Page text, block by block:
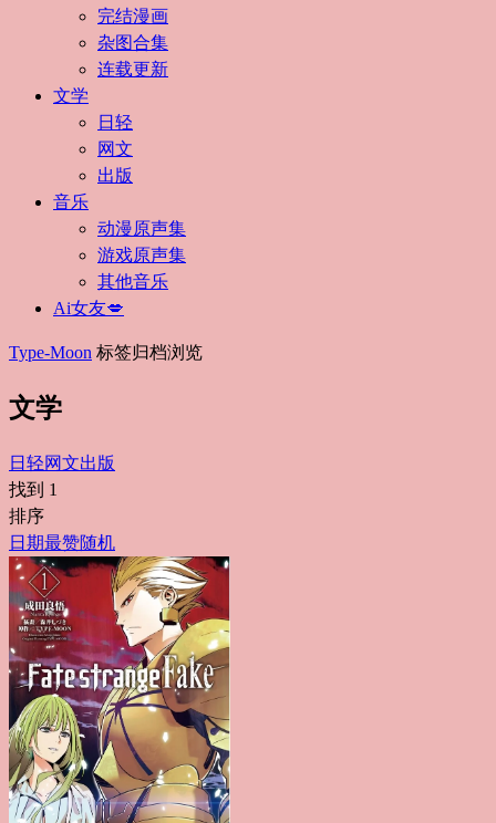
完结漫画
杂图合集
连载更新
文学
日轻
网文
出版
音乐
动漫原声集
游戏原声集
其他音乐
Ai女友💋
Type-Moon 标签归档浏览
文学
日轻网文出版
找到 1
排序
日期最赞随机